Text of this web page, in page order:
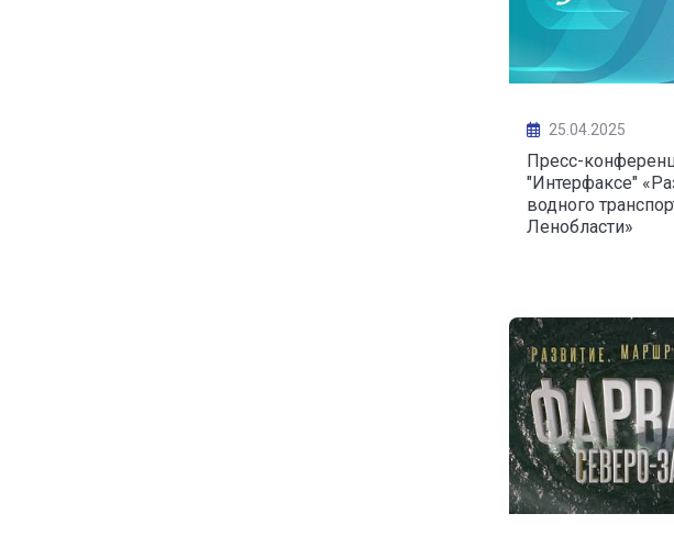
25.04.2025
Пресс-
"Интерфаксе"
водного
Ленобласти»